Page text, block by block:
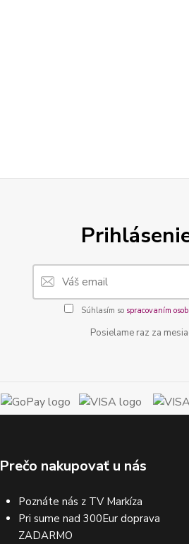
Súhlasím so spracovaním
Posielame raz za
Prečo nakupovať u nás
Poznáte nás z TV Markíza
Pri sume nad 300Eur doprava
ZADARMO